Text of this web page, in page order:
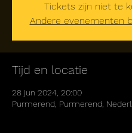
Tickets zijn niet te
Andere evenementen
Tijd en locatie
28 jun 2024, 20:00
Purmerend, Purmerend,